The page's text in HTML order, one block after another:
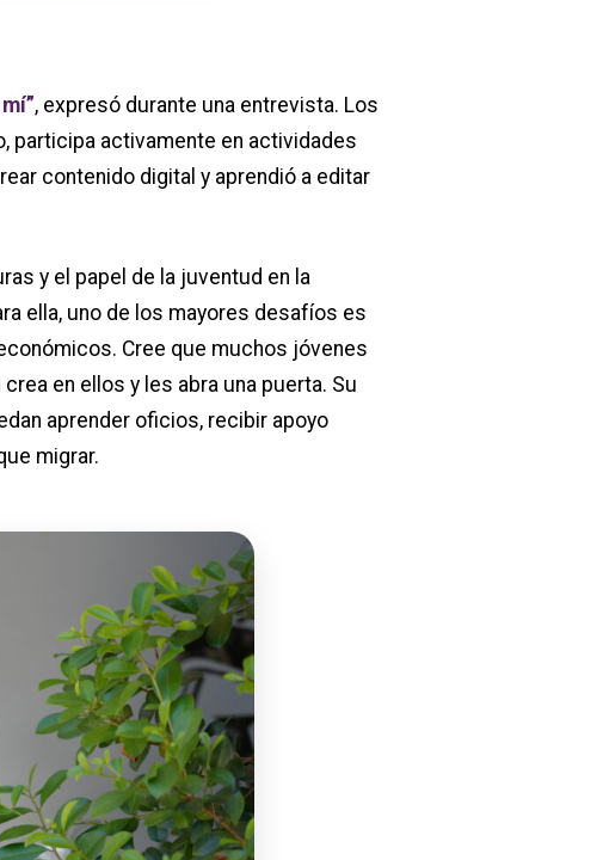
, expresó durante una entrevista. Los
participa activamente en actividades
contenido digital y aprendió a editar
y el papel de la juventud en la
ella, uno de los mayores desafíos es
Cree que muchos jóvenes
en ellos y les abra una puerta. Su
aprender oficios, recibir apoyo
migrar.